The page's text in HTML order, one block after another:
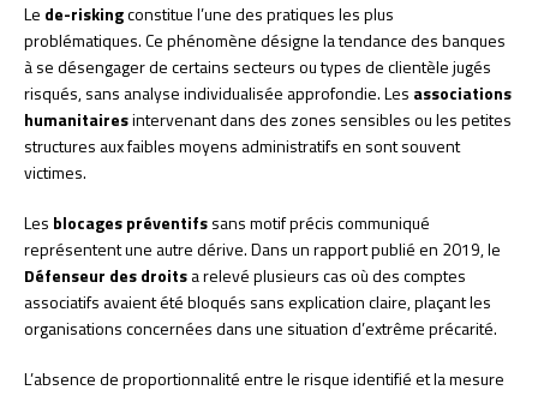
Le de-riskingconstitue l’une des pratiques les plus
problématiques. Ce phénomène désigne la tendance des banques
à se désengager de certains secteurs ou types de clientèle jugés
risqués, sans analyse individualisée approfondie. Les associations
humanitairesintervenant dans des zones sensibles ou les petites
structures aux faibles moyens administratifs en sont souvent
victimes.
Les blocages préventifssans motif précis communiqué
représentent une autre dérive. Dans un rapport publié en 2019, le
Défenseur des droitsa relevé plusieurs cas où des comptes
associatifs avaient été bloqués sans explication claire, plaçant les
organisations concernées dans une situation d’extrême précarité.
L’absence de proportionnalité entre le risque identifié et la mesure